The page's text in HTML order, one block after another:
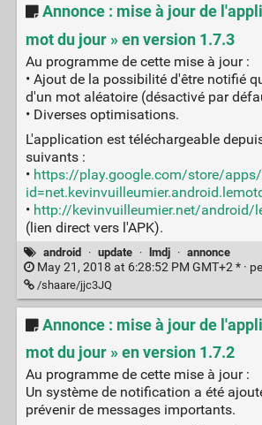
Annonce : mise à jour de
mot du jour » en version 1.7.3
Au programme de cette mise à jour :
• Ajout de la possibilité d'être notifié
d'un mot aléatoire (désactivé par
• Diverses optimisations.
L'application est téléchargeable
suivants :
• https://play.google.com/store/
• http://kevinvuilleumier.net/android/
(lien direct vers l'APK).
android · update · lmdj · annonce
May 21, 2018 at 6:28:52 PM GMT+2 * ·
/shaare/jjc3JQ
Annonce : mise à jour de
mot du jour » en version 1.7.2
Au programme de cette mise à jour :
Un système de notification a été
prévenir de messages importants.